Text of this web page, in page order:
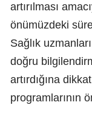
artırılması
önümüzdeki
Sağlık
doğru
artırdığına
programlarının